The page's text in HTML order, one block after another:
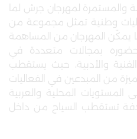
والمستمرة لمهرجان جرش لما
وطنية تمثل مجموعة من
يمكّن المهرجان من المساهمة
حضوره بمجالات متعددة في
والأدبية، حيث يستقطب
من المبدعين في الفعاليات
المستويات المحلية والعربية
تستقطب السياح من داخل